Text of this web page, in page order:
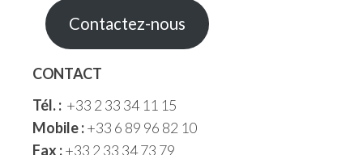
Contactez-nous
CONTACT
Tél. : +33 2 33 34 11 15
Mobile :+33 6 89 96 82 10
Fax :+33 2 33 34 73 79